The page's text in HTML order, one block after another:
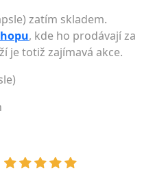
zatím skladem.
, kde ho prodávají za
je totiž zajímavá akce.